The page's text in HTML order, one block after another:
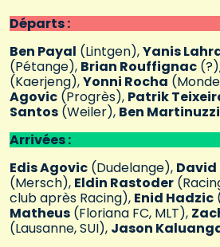
Départs :
Ben Payal (Lintgen),Yanis
(Pétange), Brian Rouffignac
(Kaerjeng),Yonni Rocha
Agovic (Progrès), Patrik
Santos (Weiler), Ben Martinuzzi
Arrivées :
Edis Agovic (Dudelange), David
(Mersch), Eldin Rastoder
club après Racing), Enid Hadzic
Matheus (Floriana FC, MLT),
(Lausanne, SUI), Jason